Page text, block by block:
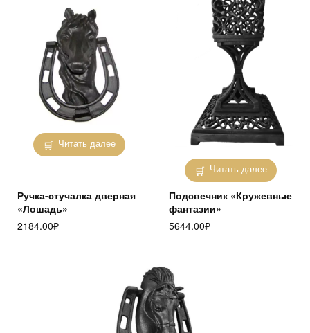
Читать далее
Ручка-стучалка дверная
«Лошадь»
2184.00₽
Читать далее
Подсвечник «Кружевные
фантазии»
5644.00₽